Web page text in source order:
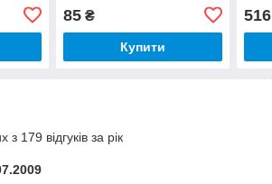
85₴
Купити
516
179 відгуків за рік